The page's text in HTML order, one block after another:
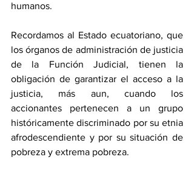
humanos.
Recordamos al Estado ecuatoriano, que
los órganos de administración de justicia
de la Función Judicial, tienen la
obligación de garantizar el acceso a la
justicia, más aun, cuando los
accionantes pertenecen a un grupo
históricamente discriminado por su etnia
afrodescendiente y por su situación de
pobreza y extrema pobreza.